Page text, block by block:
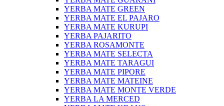
YERBA MATE GREEN
YERBA MATE EL PAJARO
YERBA MATE KURUPI
YERBA PAJARITO
YERBA ROSAMONTE
YERBA MATE SELECTA
YERBA MATE TARAGUI
YERBA MATE PIPORE
YERBA MATE MATEINE
YERBA MATE MONTE VERDE
YERBA LA MERCED